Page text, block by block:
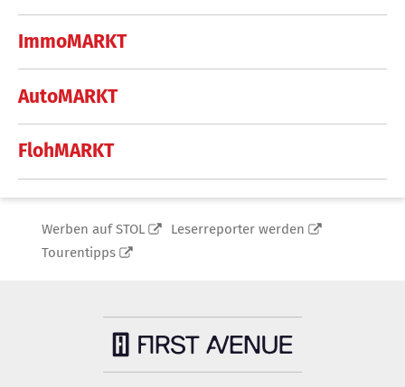
ImmoMARKT
AutoMARKT
FlohMARKT
Werben auf STOL
Leserreporter werden
Tourentipps